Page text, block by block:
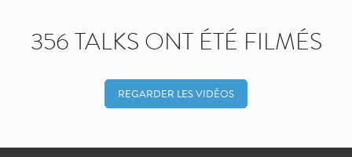
356 TALKS ONT ÉTÉ FILMÉS
REGARDER LES VIDÉOS